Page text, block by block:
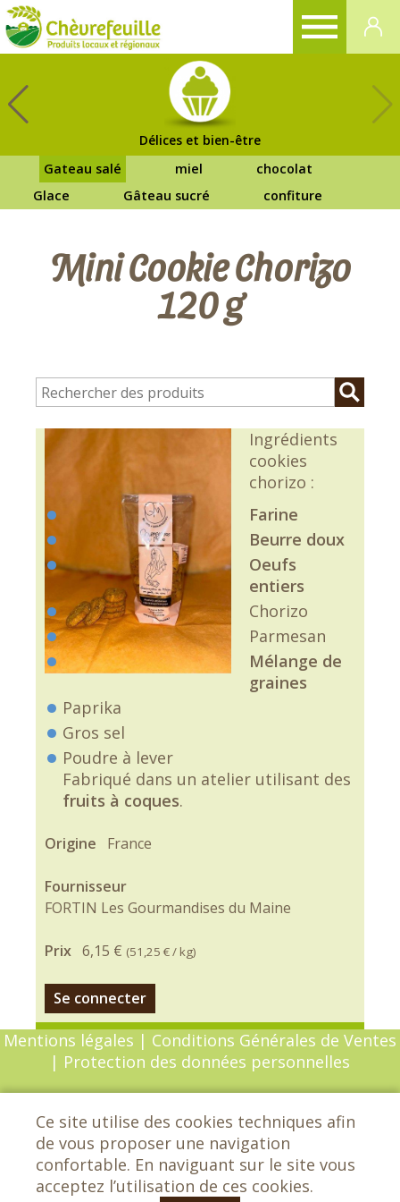
Délices et bien-être
Gateau salé
miel
chocolat
Glace
Gâteau sucré confiture
Mini Cookie Chorizo
120 g
Ingrédients
cookies
chorizo :
Farine
Beurre doux
Oeufs
entiers
Chorizo
Parmesan
Mélange de
graines
Paprika
Gros sel
Poudre à lever
Fabriqué dans un atelier utilisant des
fruits à coques.
Origine France
Fournisseur
FORTIN Les Gourmandises du Maine
Prix 6,15 € (51,25 €/ kg)
Se connecter
Mentions légales | Conditions Générales de Ventes
| Protection des données personnelles
réservés - Conception :Sarl Dynapse
Chèvrefeuille - Les grands Etrichets -
Ce site utilise des cookies techniques afin
de vous proposer une navigation
confortable. En naviguant sur le site vous
acceptez l’utilisation de ces cookies.